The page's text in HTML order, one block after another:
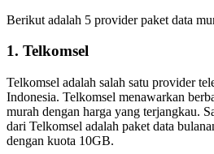
Berikut adalah 5 provider paket data
1. Telkomsel
Telkomsel adalah salah satu provider
Indonesia. Telkomsel menawarkan
murah dengan harga yang terjangkau.
dari Telkomsel adalah paket data
dengan kuota 10GB.